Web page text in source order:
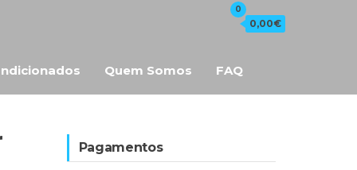
0
0,00€
Quem Somos FAQ
Pagamentos